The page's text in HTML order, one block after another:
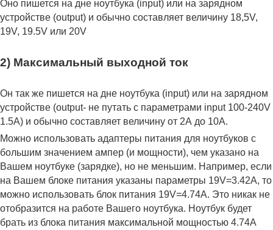
Оно пишется на дне ноутбука (input) или на зарядном
устройстве (output) и обычно составляет величину 18,5V,
19V, 19.5V или 20V
2) Максимальный выходной ток
Он так же пишется на дне ноутбука (input) или на зарядном
устройстве (output- не путать с параметрами input 100-240V
1.5A) и обычно составляет величину от 2А до 10A.
Можно использовать адаптеры питания для ноутбуков с
большим значением ампер (и мощности), чем указано на
Вашем ноутбуке (зарядке), но не меньшим. Например, если
на Вашем блоке питания указаны параметры 19V=3.42A, то
можно использовать блок питания 19V=4.74A. Это никак не
отобразится на работе Вашего ноутбука. Ноутбук будет
брать из блока питания максимальной мощностью 4.74А